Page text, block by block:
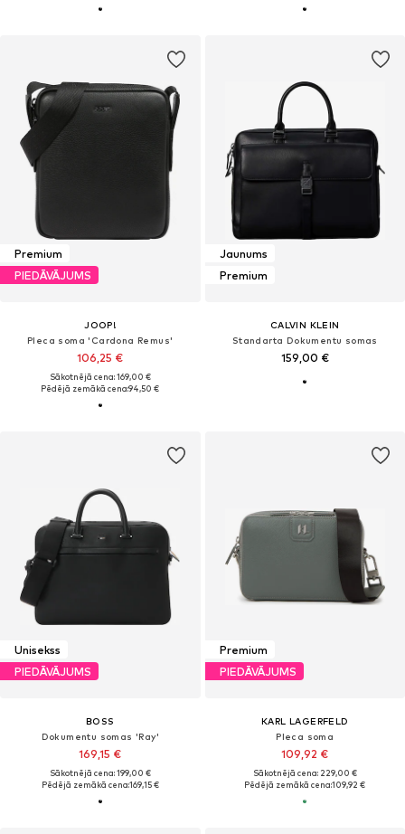
Premium
PIEDĀVĀJUMS
JOOP!
Pleca soma 'Cardona Remus'
106,25 €
Sākotnējā cena: 169,00 €
Pēdējā zemākā cena:94,50 €
Jaunums
Premium
CALVIN KLEIN
Standarta Dokumentu somas
159,00 €
Unisekss
PIEDĀVĀJUMS
BOSS
Dokumentu somas 'Ray'
169,15 €
Sākotnējā cena: 199,00 €
Pēdējā zemākā cena:169,15 €
Premium
PIEDĀVĀJUMS
KARL LAGERFELD
Pleca soma
109,92 €
Sākotnējā cena: 229,00 €
Pēdējā zemākā cena:109,92 €